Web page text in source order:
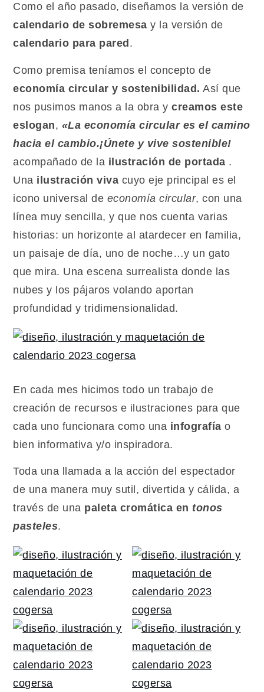
Como el año pasado, diseñamos la versión de
calendario de sobremesa y la versión de
calendario para pared .
Como premisa teníamos el concepto de
economía circular y sostenibilidad. Así que
nos pusimos manos a la obra ycreamos este
eslogan, «La economía circular es el camino
hacia el cambio.¡Únete y vive sostenible!
acompañado de la ilustración de portada .
Una ilustración viva cuyo eje principal es el
icono universal de economía circular, con una
línea muy sencilla, y que nos cuenta varias
historias: un horizonte al atardecer en familia,
un paisaje de día, uno de noche…y un gato
que mira. Una escena surrealista donde las
nubes y los pájaros volando aportan
profundidad y tridimensionalidad.
En cada mes hicimos todo un trabajo de
creación de recursos e ilustraciones para que
cada uno funcionara como una infografía o
bien informativa y/o inspiradora.
Toda una llamada a la acción del espectador
de una manera muy sutil, divertida y cálida, a
través de una paleta cromática en tonos
pasteles.